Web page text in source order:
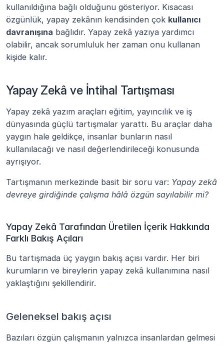
kullanıldığına bağlı olduğunu gösteriyor. Kısacası
özgünlük, yapay zekânın kendisinden çok kullanıcı
davranışına bağlıdır. Yapay zekâ yazıya yardımcı
olabilir, ancak sorumluluk her zaman onu kullanan
kişide kalır.
Yapay Zekâ ve İntihal Tartışması
Yapay zekâ yazım araçları eğitim, yayıncılık ve iş
dünyasında güçlü tartışmalar yarattı. Bu araçlar daha
yaygın hale geldikçe, insanlar bunların nasıl
kullanılacağı ve nasıl değerlendirileceği konusunda
ayrışıyor.
Tartışmanın merkezinde basit bir soru var: Yapay zekâ
devreye girdiğinde çalışma hâlâ özgün sayılabilir mi?
Yapay Zekâ Tarafından Üretilen İçerik Hakkında
Farklı Bakış Açıları
Bu tartışmada üç yaygın bakış açısı vardır. Her biri
kurumların ve bireylerin yapay zekâ kullanımına nasıl
yaklaştığını şekillendirir.
Geleneksel bakış açısı
Bazıları özgün çalışmanın yalnızca insanlardan gelmesi